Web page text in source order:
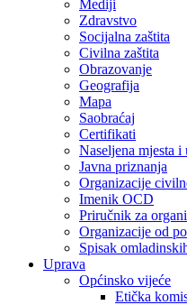
Mediji
Zdravstvo
Socijalna zaštita
Civilna zaštita
Obrazovanje
Geografija
Mapa
Saobraćaj
Certifikati
Naseljena mjesta i
Javna priznanja
Organizacije
Imenik OCD
Priručnik za
Organizacije od
Spisak
Uprava
Općinsko vijeće
Etička